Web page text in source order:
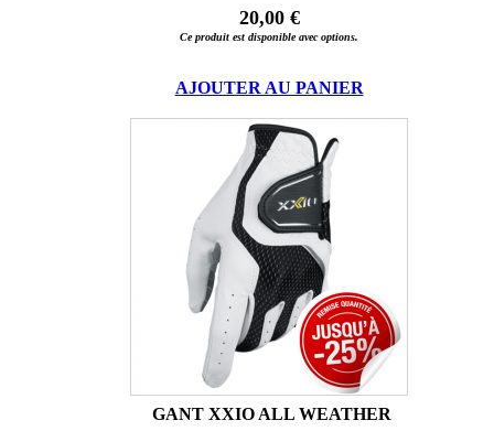
20,00 €
Ce produit est disponible avec options.
AJOUTER AU PANIER
GANT XXIO ALL WEATHER